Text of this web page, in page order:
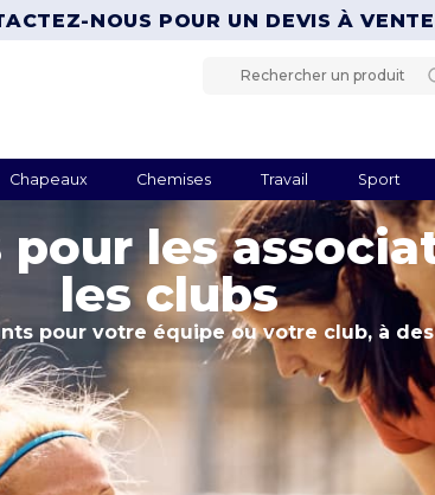
NOUS POUR UN DEVIS À
Chapeaux Chemises Travail Sport
les
les clubs
pour votre équipe ou votre club, à